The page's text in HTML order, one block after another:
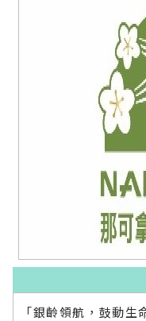
「銀齡領航，鼓動